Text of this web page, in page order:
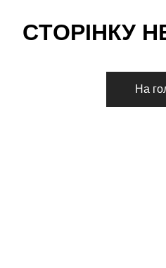
СТОРІНКУ Н
На